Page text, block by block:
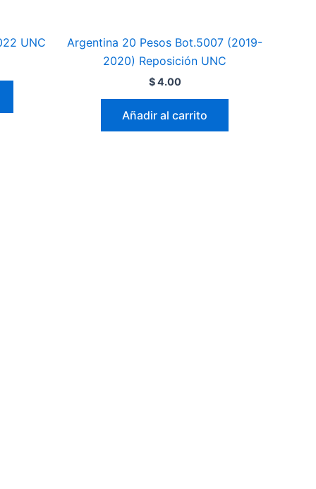
UNC
Argentina 20 Pesos Bot.5007 (2019-
2020) Reposición UNC
$4.00
Añadir al carrito